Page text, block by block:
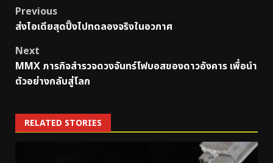
Post
navigation
Previous
ส่งไอเดียสุดปิ๊งไปทดลองจริงในอวกาศ
Next
MMX ภารกิจสำรวจดวงจันทร์โฟบอสของดาวอังคาร เพื่อนำ
ตัวอย่างกลับสู่โลก
RELATED STORIES